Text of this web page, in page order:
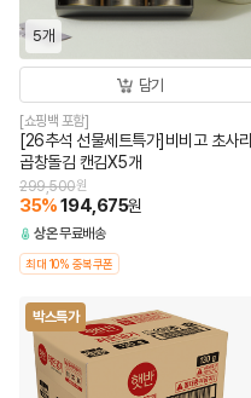
5개
담기
[쇼핑백 포함]
[26추석 선물세트특가]비비고 초사리
곱창돌김 캔김X5개
299,500원
35%194,675원
상온무료배송
최대 10% 중복쿠폰
박스특가